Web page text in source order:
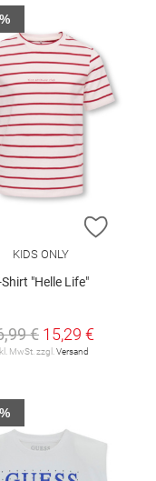
HINZUFÜGEN
ZUR
KIDS ONLY
Shirt "Helle Life"
€ 15,29 €
MwSt. zzgl. Versand